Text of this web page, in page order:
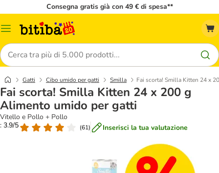
Consegna gratis già con 49 € di spesa**
Overview
Cerca
Gatti Cibo umido per gatti Smilla Fai scorta! Smilla Kitten 24 x
Fai scorta! Smilla Kitten 24 x 200 g
Alimento umido per gatti
Vitello e Pollo + Pollo
: 3.9/5
(61) Inserisci la tua valutazione